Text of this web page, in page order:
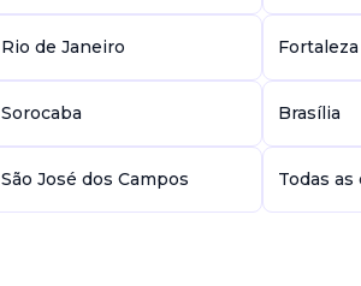
Rio de Janeiro Fortaleza
Sorocaba Brasília
São José dos Campos Todas as